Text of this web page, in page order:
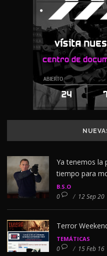
Ya tenemos la
tiempo para
B.S.O
0 / 12 Sep 20
Terror
TEMÁTICAS
0 / 15 Feb 16